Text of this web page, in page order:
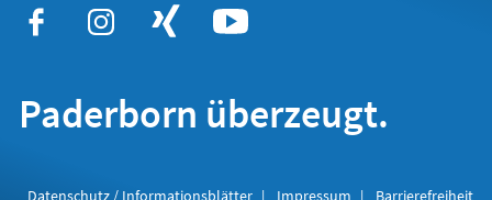
Paderborn überzeugt.
Datenschutz / Informationsblätter Impressum Barrierefreiheit